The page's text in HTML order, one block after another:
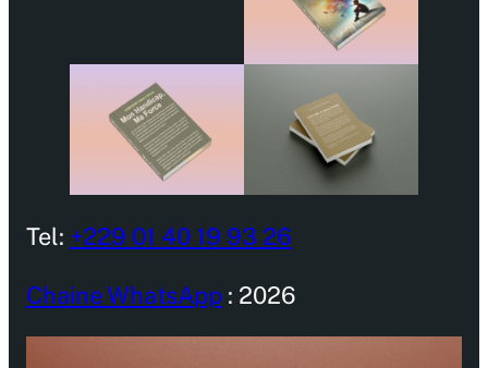
Tel: +229 01 40 19 93 26
Chaine WhatsApp : 2026